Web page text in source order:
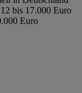
bis 17.000 Euro
Euro